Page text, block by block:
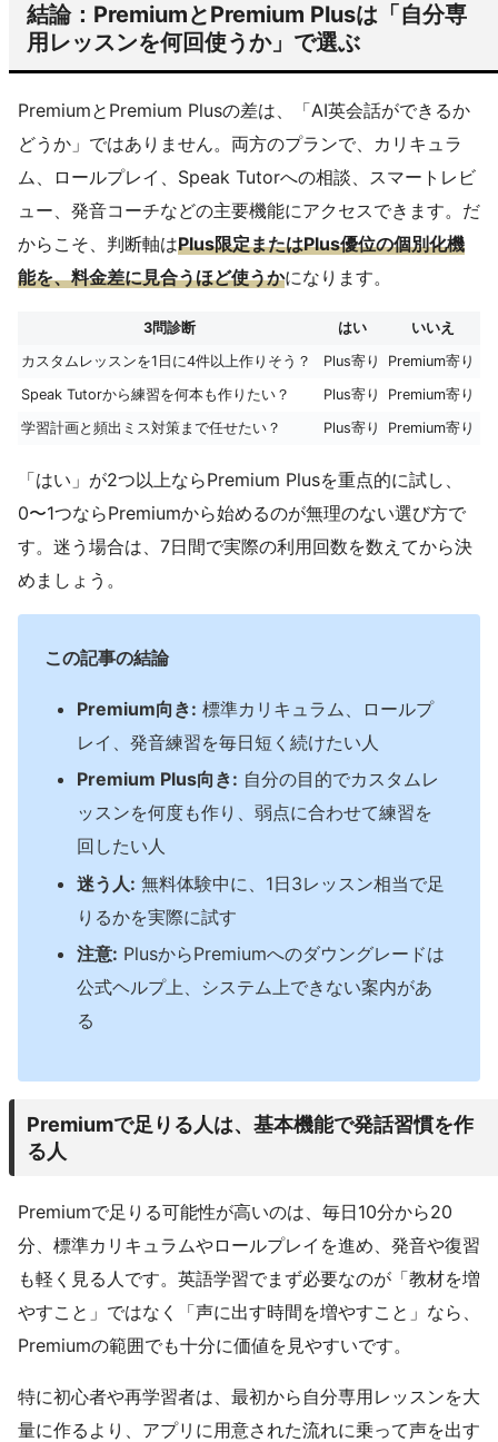
結論：PremiumとPremium Plusは「自分専
用レッスンを何回使うか」で選ぶ
PremiumとPremium Plusの差は、「AI英会話ができるか
どうか」ではありません。両方のプランで、カリキュラ
ム、ロールプレイ、Speak Tutorへの相談、スマートレビ
ュー、発音コーチなどの主要機能にアクセスできます。だ
からこそ、判断軸はPlus限定またはPlus優位の個別化機
能を、料金差に見合うほど使うかになります。
3問診断 はい
いいえ
カスタムレッスンを1日に4件以上作りそう？
Plus寄り
Premium寄り
Speak Tutorから練習を何本も作りたい？
Plus寄り
Premium寄り
学習計画と頻出ミス対策まで任せたい？
Plus寄り Premium寄り
「はい」が2つ以上ならPremium Plusを重点的に試し、
0〜1つならPremiumから始めるのが無理のない選び方で
す。迷う場合は、7日間で実際の利用回数を数えてから決
めましょう。
この記事の結論
Premium向き: 標準カリキュラム、ロールプ
レイ、発音練習を毎日短く続けたい人
Premium Plus向き: 自分の目的でカスタムレ
ッスンを何度も作り、弱点に合わせて練習を
回したい人
迷う人: 無料体験中に、1日3レッスン相当で足
りるかを実際に試す
注意: PlusからPremiumへのダウングレードは
公式ヘルプ上、システム上できない案内があ
る
Premiumで足りる人は、基本機能で発話習慣を作
る人
Premiumで足りる可能性が高いのは、毎日10分から20
分、標準カリキュラムやロールプレイを進め、発音や復習
も軽く見る人です。英語学習でまず必要なのが「教材を増
やすこと」ではなく「声に出す時間を増やすこと」なら、
Premiumの範囲でも十分に価値を見やすいです。
特に初心者や再学習者は、最初から自分専用レッスンを大
量に作るより、アプリに用意された流れに乗って声を出す